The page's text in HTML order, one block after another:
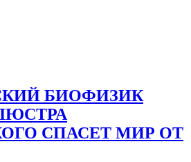
БИОФИЗИК
СПАСЕТ МИР ОТ